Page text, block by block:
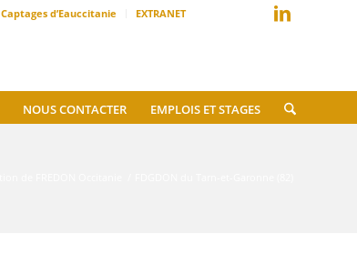
Captages d’Eauccitanie EXTRANET
NOUS CONTACTER EMPLOIS ET STAGES